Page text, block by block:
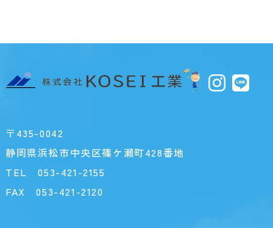
〒435-0042
静岡県浜松市中央区篠ケ瀬町428番地
TEL053-421-2155
FAX 053-421-2120